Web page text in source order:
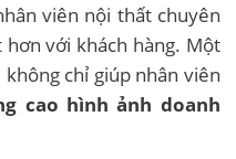
viên nội thất chuyên
với khách hàng. Một
chỉ giúp nhân viên
cao hình ảnh doanh